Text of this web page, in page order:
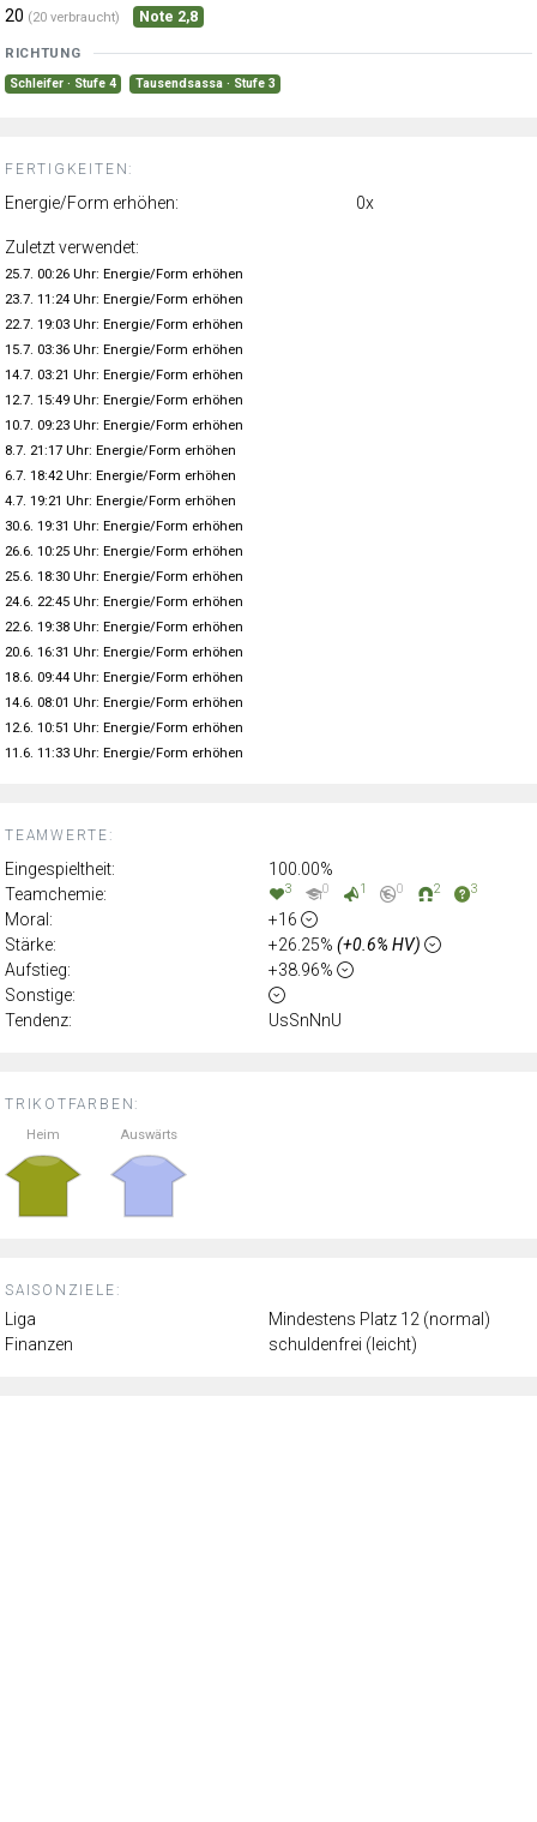
TRIKOTFARBEN:
Heim Auswärts
SAISONZIELE:
Liga
Mindestens Platz 12 (normal)
Finanzen
schuldenfrei (leicht)
TEAMWERTE:
Eingespieltheit:
100.00%
Teamchemie:
3 0 1 0 2 3
Moral:
+16
Stärke:
+26.25% (+0.6% HV)
Aufstieg:
+38.96%
Sonstige:
Tendenz:
UsSnNnU
20 (20 verbraucht) Note 2,8
RICHTUNG
Schleifer · Stufe 4 Tausendsassa · Stufe 3
FERTIGKEITEN:
Energie/Form erhöhen: 0x
Zuletzt verwendet:
25.7. 00:26 Uhr: Energie/Form erhöhen
23.7. 11:24 Uhr: Energie/Form erhöhen
22.7. 19:03 Uhr: Energie/Form erhöhen
15.7. 03:36 Uhr: Energie/Form erhöhen
14.7. 03:21 Uhr: Energie/Form erhöhen
12.7. 15:49 Uhr: Energie/Form erhöhen
10.7. 09:23 Uhr: Energie/Form erhöhen
8.7. 21:17 Uhr: Energie/Form erhöhen
6.7. 18:42 Uhr: Energie/Form erhöhen
4.7. 19:21 Uhr: Energie/Form erhöhen
30.6. 19:31 Uhr: Energie/Form erhöhen
26.6. 10:25 Uhr: Energie/Form erhöhen
25.6. 18:30 Uhr: Energie/Form erhöhen
24.6. 22:45 Uhr: Energie/Form erhöhen
22.6. 19:38 Uhr: Energie/Form erhöhen
20.6. 16:31 Uhr: Energie/Form erhöhen
18.6. 09:44 Uhr: Energie/Form erhöhen
14.6. 08:01 Uhr: Energie/Form erhöhen
12.6. 10:51 Uhr: Energie/Form erhöhen
11.6. 11:33 Uhr: Energie/Form erhöhen